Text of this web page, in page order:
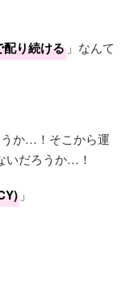
り続ける 」なんて
か…！そこから運
いだろうか…！
」